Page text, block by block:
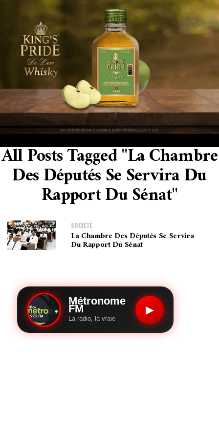
All Posts Tagged "La Chambre
Des Députés Se Servira Du
Rapport Du Sénat"
SOCIÉTÉ
La Chambre Des Députés Se Servira
Du Rapport Du Sénat
Métronome
FM
La radio, la vraie
▶